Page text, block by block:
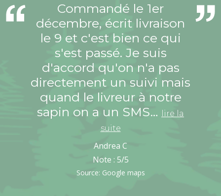
Commandé le 1er
décembre, écrit livraison
le 9 et c'est bien ce qui
s'est passé. Je suis
d'accord qu'on n'a pas
directement un suivi mais
quand le livreur à notre
sapin on a un SMS…
lire la
suite
Andrea C
Note : 5/5
Source: Google maps